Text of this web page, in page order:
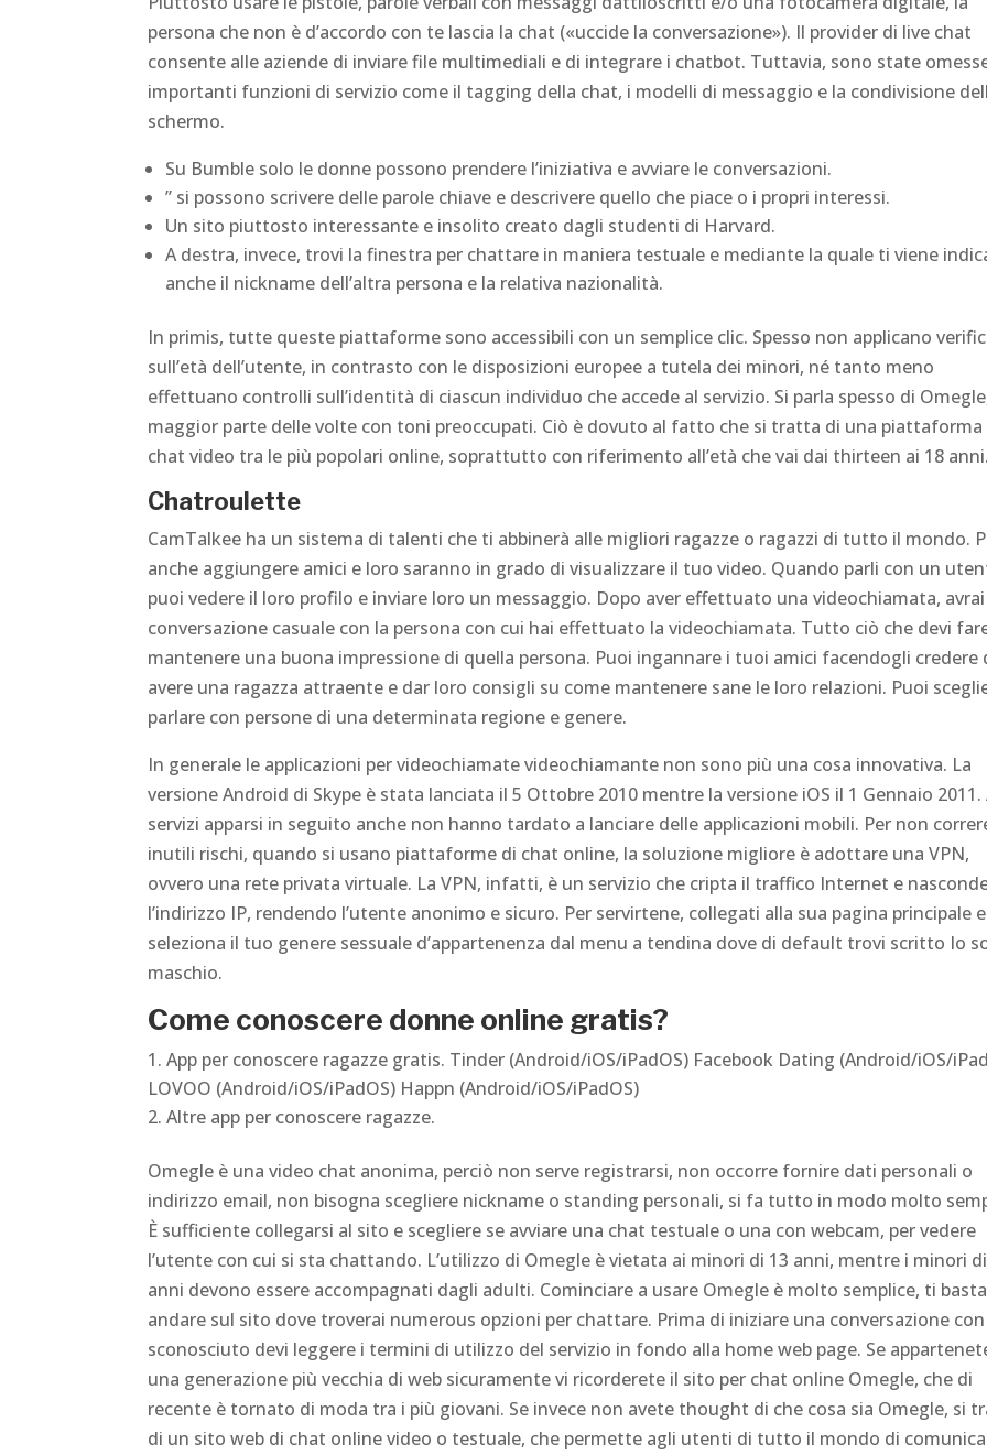
persona che non è d’accordo con te lascia la chat («uccide la conversazione»). Il provider di live chat
consente alle aziende di inviare file multimediali e di integrare i chatbot. Tuttavia, sono state
importanti funzioni di servizio come il tagging della chat, i modelli di messaggio e la condivisione
schermo.
Su Bumble solo le donne possono prendere l’iniziativa e avviare le conversazioni.
” si possono scrivere delle parole chiave e descrivere quello che piace o i propri interessi.
Un sito piuttosto interessante e insolito creato dagli studenti di Harvard.
A destra, invece, trovi la finestra per chattare in maniera testuale e mediante la quale ti viene
anche il nickname dell’altra persona e la relativa nazionalità.
In primis, tutte queste piattaforme sono accessibili con un semplice clic. Spesso non applicano
sull’età dell’utente, in contrasto con le disposizioni europee a tutela dei minori, né tanto meno
effettuano controlli sull’identità di ciascun individuo che accede al servizio. Si parla spesso di
maggior parte delle volte con toni preoccupati. Ciò è dovuto al fatto che si tratta di una piattaforma
chat video tra le più popolari online, soprattutto con riferimento all’età che vai dai thirteen ai 18 anni.
Chatroulette
CamTalkee ha un sistema di talenti che ti abbinerà alle migliori ragazze o ragazzi di tutto il mondo.
anche aggiungere amici e loro saranno in grado di visualizzare il tuo video. Quando parli con un
puoi vedere il loro profilo e inviare loro un messaggio. Dopo aver effettuato una videochiamata,
conversazione casuale con la persona con cui hai effettuato la videochiamata. Tutto ciò che devi
mantenere una buona impressione di quella persona. Puoi ingannare i tuoi amici facendogli credere
avere una ragazza attraente e dar loro consigli su come mantenere sane le loro relazioni. Puoi
parlare con persone di una determinata regione e genere.
In generale le applicazioni per videochiamate videochiamante non sono più una cosa innovativa. La
versione Android di Skype è stata lanciata il 5 Ottobre 2010 mentre la versione iOS il 1 Gennaio 2011.
servizi apparsi in seguito anche non hanno tardato a lanciare delle applicazioni mobili. Per non
inutili rischi, quando si usano piattaforme di chat online, la soluzione migliore è adottare una VPN,
ovvero una rete privata virtuale. La VPN, infatti, è un servizio che cripta il traffico Internet e
l’indirizzo IP, rendendo l’utente anonimo e sicuro. Per servirtene, collegati alla sua pagina principale e
seleziona il tuo genere sessuale d’appartenenza dal menu a tendina dove di default trovi scritto Io
maschio.
Come conoscere donne online gratis?
App per conoscere ragazze gratis. Tinder (Android/iOS/iPadOS) Facebook Dating (Android/iOS/
LOVOO (Android/iOS/iPadOS) Happn (Android/iOS/iPadOS)
Altre app per conoscere ragazze.
Omegle è una video chat anonima, perciò non serve registrarsi, non occorre fornire dati personali o
indirizzo email, non bisogna scegliere nickname o standing personali, si fa tutto in modo molto
È sufficiente collegarsi al sito e scegliere se avviare una chat testuale o una con webcam, per vedere
l’utente con cui si sta chattando. L’utilizzo di Omegle è vietata ai minori di 13 anni, mentre i minori
anni devono essere accompagnati dagli adulti. Cominciare a usare Omegle è molto semplice, ti basta
andare sul sito dove troverai numerous opzioni per chattare. Prima di iniziare una conversazione
sconosciuto devi leggere i termini di utilizzo del servizio in fondo alla home web page. Se
una generazione più vecchia di web sicuramente vi ricorderete il sito per chat online Omegle, che di
recente è tornato di moda tra i più giovani. Se invece non avete thought di che cosa sia Omegle, si
di un sito web di chat online video o testuale, che permette agli utenti di tutto il mondo di